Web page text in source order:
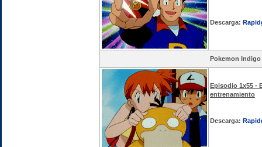
Descarga:
Pokemon Indigo
Episodio 1x55 -
entrenamiento
Descarga: